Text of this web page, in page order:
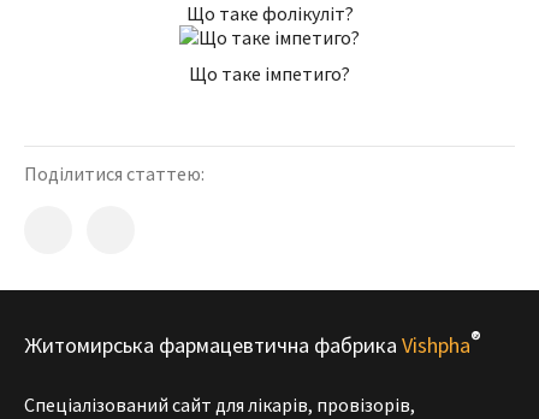
Що таке фолікуліт?
Що таке імпетиго?
Поділитися статтею:
Житомирська фармацевтична фабрика Vishpha®
Спеціалізований сайт для лікарів, провізорів,